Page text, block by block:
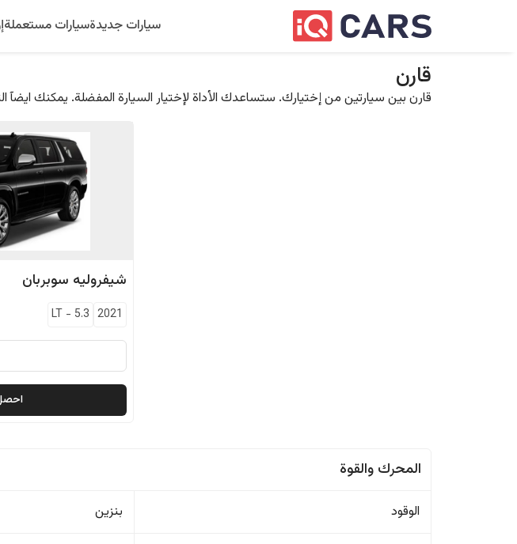
سيارات جديدةسيارات مستعملة
قارن
قارن بين سيارتين من إختيارك. ستساعدك الأداة لإختيار السيارة المفضلة. يمكنك
شيفروليه سوبربان
2021
LT - 5.3
المحرك والقوة
الوقود بنزين